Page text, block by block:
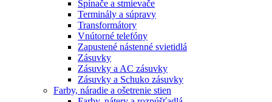
Spínače a stmievače
Terminály a súpravy
Transformátory
Vnútorné telefóny
Zapustené nástenné svietidlá
Zásuvky
Zásuvky a AC zásuvky
Zásuvky a Schuko zásuvky
Farby, náradie a ošetrenie stien